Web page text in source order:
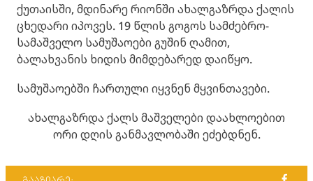
ქუთაისში, მდინარე რიონში ახალგაზრდა ქალის
ცხედარი იპოვეს. 19 წლის გოგოს სამძებრო-
სამაშველო სამუშაოები გუშინ ღამით,
ბალახვანის ხიდის მიმდებარედ დაიწყო.
სამუშაოებში ჩართული იყვნენ მყვინთავები.
ახალგაზრდა ქალს მაშველები დაახლოებით
ორი დღის განმავლობაში ეძებდნენ.